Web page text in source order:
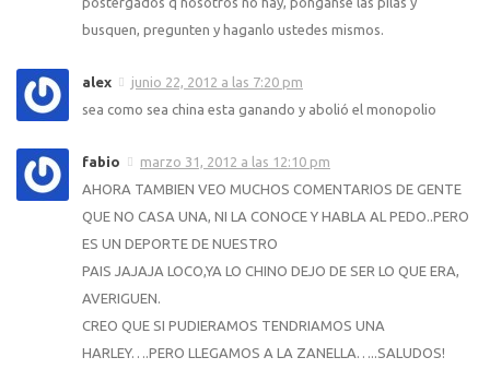
busquen, pregunten y haganlo ustedes mismos.
alex
junio 22, 2012 a las 7:20 pm
sea como sea china esta ganando y abolió el monopolio
fabio
marzo 31, 2012 a las 12:10 pm
AHORA TAMBIEN VEO MUCHOS COMENTARIOS DE GENTE
QUE NO CASA UNA, NI LA CONOCE Y HABLA AL PEDO..PERO
ES UN DEPORTE DE NUESTRO
PAIS JAJAJA LOCO,YA LO CHINO DEJO DE SER LO QUE ERA,
AVERIGUEN.
CREO QUE SI PUDIERAMOS TENDRIAMOS UNA
HARLEY….PERO LLEGAMOS A LA ZANELLA…..SALUDOS!